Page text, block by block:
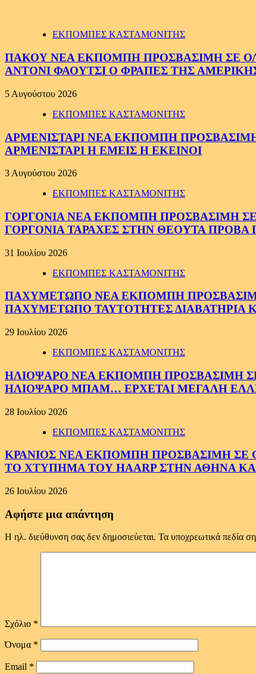
ΕΚΠΟΜΠΕΣ ΚΑΣΤΑΜΟΝΙΤΗΣ
ΠΑΚΟΥ ΝΕΑ ΕΚΠΟΜΠΗ ΠΡΟΣΒΑΣΙΜΗ ΣΕ
ΑΝΤΟΝΙ ΦΑΟΥΤΣΙ Ο ΦΡΑΠΕΣ ΤΗΣ
5 Αυγούστου 2026
ΕΚΠΟΜΠΕΣ ΚΑΣΤΑΜΟΝΙΤΗΣ
ΑΡΜΕΝΙΣΤΑΡΙ ΝΕΑ ΕΚΠΟΜΠΗ ΠΡΟΣΒΑΣΙΜΗ
ΑΡΜΕΝΙΣΤΑΡΙ Η ΕΜΕΙΣ Η ΕΚΕΙΝΟΙ
3 Αυγούστου 2026
ΕΚΠΟΜΠΕΣ ΚΑΣΤΑΜΟΝΙΤΗΣ
ΓΟΡΓΟΝΙΑ ΝΕΑ ΕΚΠΟΜΠΗ ΠΡΟΣΒΑΣΙΜΗ ΣΕ
ΓΟΡΓΟΝΙΑ ΤΑΡΑΧΕΣ ΣΤΗΝ ΘΕΟΥΤΑ ΠΡΟΒΑ
31 Ιουλίου 2026
ΕΚΠΟΜΠΕΣ ΚΑΣΤΑΜΟΝΙΤΗΣ
ΠΑΧΥΜΕΤΩΠΟ ΝΕΑ ΕΚΠΟΜΠΗ ΠΡΟΣΒΑΣΙΜΗ
ΠΑΧΥΜΕΤΩΠΟ ΤΑΥΤΟΤΗΤΕΣ ΔΙΑΒΑΤΗΡΙΑ
29 Ιουλίου 2026
ΕΚΠΟΜΠΕΣ ΚΑΣΤΑΜΟΝΙΤΗΣ
ΗΛΙΟΨΑΡΟ ΝΕΑ ΕΚΠΟΜΠΗ ΠΡΟΣΒΑΣΙΜΗ ΣΕ
ΗΛΙΟΨΑΡΟ ΜΠΑΜ… ΕΡΧΕΤΑΙ ΜΕΓΑΛΗ
28 Ιουλίου 2026
ΕΚΠΟΜΠΕΣ ΚΑΣΤΑΜΟΝΙΤΗΣ
ΚΡΑΝΙΟΣ ΝΕΑ ΕΚΠΟΜΠΗ ΠΡΟΣΒΑΣΙΜΗ ΣΕ
ΤΟ ΧΤΥΠΗΜΑ ΤΟΥ HAARP ΣΤΗΝ ΑΘΗΝΑ
26 Ιουλίου 2026
Αφήστε μια απάντηση
Η ηλ. διεύθυνση σας δεν δημοσιεύεται. Τα υποχρεωτικά πεδία
Σχόλιο *
Όνομα *
Email *